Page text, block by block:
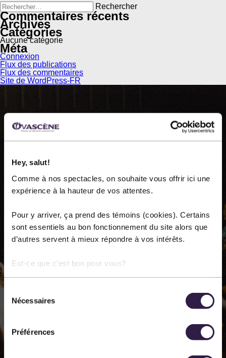
Hey, salut!
Comme à nos spectacles, on souhaite vous offrir ici une
expérience à la hauteur de vos attentes.
Pour y arriver, ça prend des témoins (cookies). Certains
sont essentiels au bon fonctionnement du site alors que
d’autres servent à mieux répondre à vos intérêts.
Est-ce que c’est bon pour vous?
Sélection
Nécessaires
Préférences
Rechercher :
Commentaires récents
Archives
Catégories
Aucune catégorie
Méta
Connexion
Flux des publications
Flux des commentaires
Site de WordPress-FR
Ovascène, diffuseur de spectacles professionnels, est
une organisation à but non lucratif fondée en 1983.
Nous présentons près de 60 représentations
annuellement dans les différentes disciplines des arts
de la scène. Notre principal lieu de diffusion est la salle